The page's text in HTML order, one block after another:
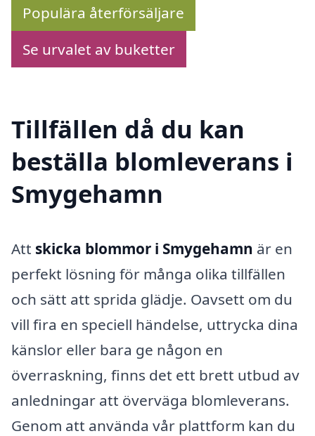
Populära återförsäljare
Se urvalet av buketter
Tillfällen då du kan
beställa blomleverans i
Smygehamn
Att skicka blommor i Smygehamn är en
perfekt lösning för många olika tillfällen
och sätt att sprida glädje. Oavsett om du
vill fira en speciell händelse, uttrycka dina
känslor eller bara ge någon en
överraskning, finns det ett brett utbud av
anledningar att överväga blomleverans.
Genom att använda vår plattform kan du